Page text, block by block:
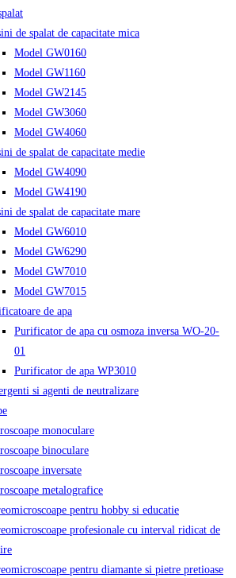
de spalat de capacitate mica
Model GW0160
Model GW1160
Model GW2145
Model GW3060
Model GW4060
de spalat de capacitate medie
Model GW4090
Model GW4190
de spalat de capacitate mare
Model GW6010
Model GW6290
Model GW7010
Model GW7015
de apa
Purificator de apa cu osmoza inversa WO-20-
01
Purificator de apa WP3010
si agenti de neutralizare
monoculare
binoculare
inversate
metalografice
pentru hobby si educatie
profesionale cu interval ridicat de
pentru diamante si pietre pretioase